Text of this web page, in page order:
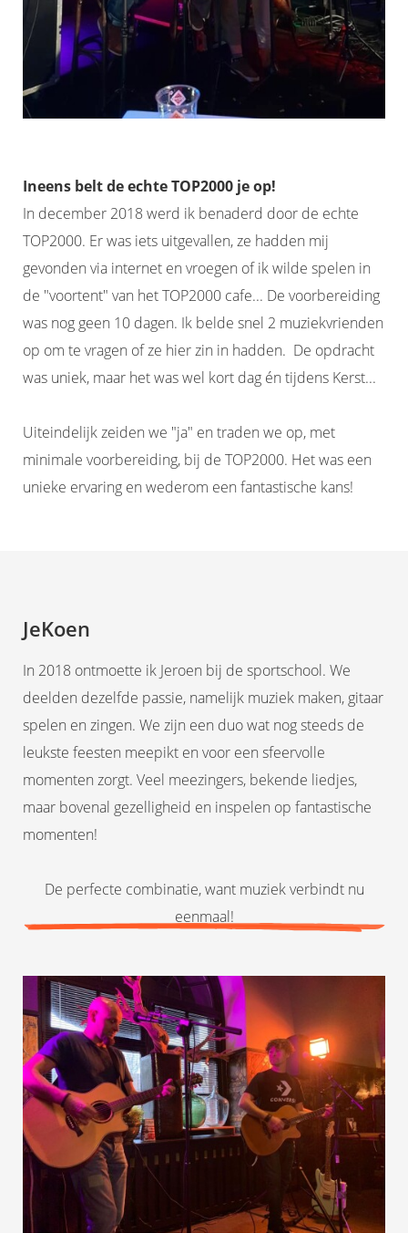
Ineens belt de echte TOP2000 je op!
In december 2018 werd ik benaderd door de echte
TOP2000. Er was iets uitgevallen, ze hadden mij
gevonden via internet en vroegen of ik wilde spelen in
de "voortent" van het TOP2000 cafe... De voorbereiding
was nog geen 10 dagen. Ik belde snel 2 muziekvrienden
op om te vragen of ze hier zin in hadden. De opdracht
was uniek, maar het was wel kort dag én tijdens Kerst...
Uiteindelijk zeiden we "ja" en traden we op, met
minimale voorbereiding, bij de TOP2000. Het was een
unieke ervaring en wederom een fantastische kans!
JeKoen
In 2018 ontmoette ik Jeroen bij de sportschool. We
deelden dezelfde passie, namelijk muziek maken, gitaar
spelen en zingen. We zijn een duo wat nog steeds de
leukste feesten meepikt en voor een sfeervolle
momenten zorgt. Veel meezingers, bekende liedjes,
maar bovenal gezelligheid en inspelen op fantastische
momenten!
De perfecte combinatie, want muziek verbindt nu
eenmaal!